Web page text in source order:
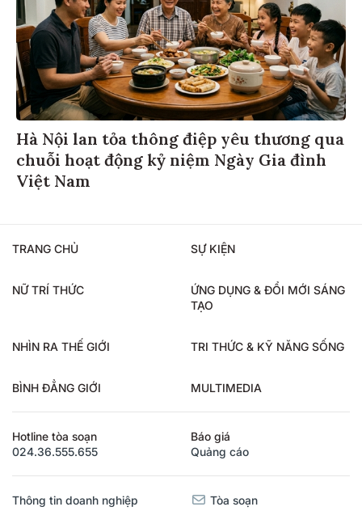
Hà Nội lan tỏa thông điệp yêu thương qua
chuỗi hoạt động kỷ niệm Ngày Gia đình
Việt Nam
TRANG CHỦ SỰ KIỆN
NỮ TRÍ THỨC
ỨNG DỤNG & ĐỔI MỚI SÁNG
TẠO
NHÌN RA THẾ GIỚI TRI THỨC & KỸ NĂNG SỐNG
BÌNH ĐẲNG GIỚI MULTIMEDIA
Hotline tòa soạn
024.36.555.655
Báo giá
Quảng cáo
Thông tin doanh nghiệp Tòa soạn